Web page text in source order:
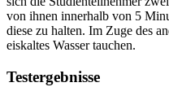
von ihnen innerhalb von 5
diese zu halten. Im Zuge des
eiskaltes Wasser tauchen.
Testergebnisse